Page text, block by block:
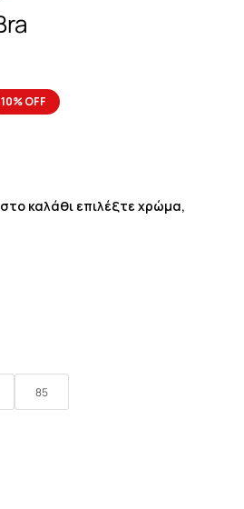
10% OFF
καλάθι επιλέξτε χρώμα,
85